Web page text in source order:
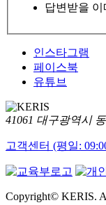
답변받을 이
인스타그램
페이스북
유튜브
41061 대구광역시
고객센터 (평일:
Copyright© KERIS.